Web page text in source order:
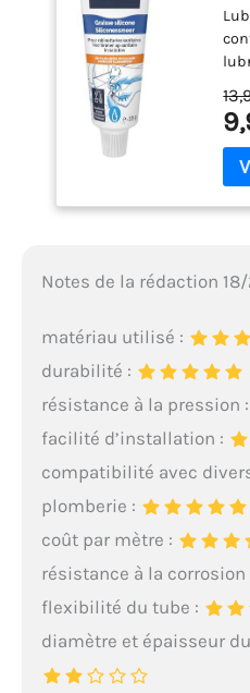
Notes de la rédaction
matériau utilisé :
durabilité :
résistance à la pression :
facilité d’installation :
compatibilité avec
plomberie :
coût par mètre :
résistance à la corrosion
flexibilité du tube :
diamètre et épaisseur